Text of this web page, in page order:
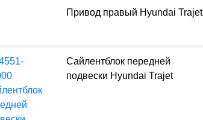
Привод правый Hyundai Trajet
Сайлентблок передней
подвески Hyundai Trajet